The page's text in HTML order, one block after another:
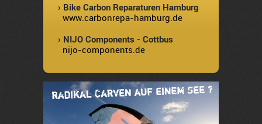
› Bike Carbon Reparaturen Hamburg
www.carbonrepa-hamburg.de
› NIJO Components - Cottbus
nijo-components.de